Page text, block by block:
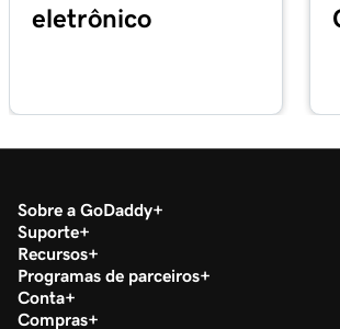
eletrônico
Sobre a GoDaddy
Suporte
Recursos
Programas de parceiros
Conta
Compras